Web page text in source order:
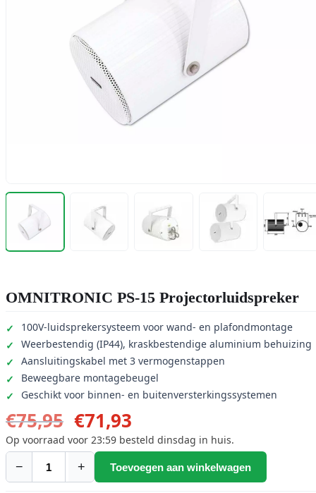
OMNITRONIC PS-15 Projectorluidspreker
100V-luidsprekersysteem voor wand- en plafondmontage
Weerbestendig (IP44), kraskbestendige aluminium behuizing
Aansluitingskabel met 3 vermogenstappen
Beweegbare montagebeugel
Geschikt voor binnen- en buitenversterkingssystemen
€75,95 Oorspronkelijke
prijs
was:
€75,95.
€71,93
prijs
is:
€71,93.
Op voorraad voor 23:59 besteld dinsdag in huis.
−
OMNITRONIC
+ Toevoegen aan winkelwagen